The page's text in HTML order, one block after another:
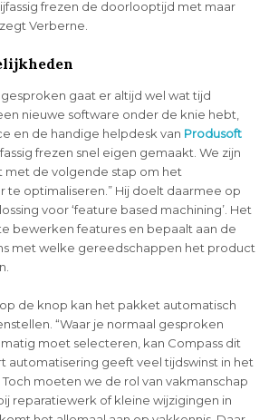
frezen de doorlooptijd met maar
Verberne.
gesproken gaat er altijd wel wat tijd
nieuwe software onder de knie hebt,
en de handige helpdesk van Produsoft
frezen snel eigen gemaakt. We zijn
met de volgende stap om het
te optimaliseren.” Hij doelt daarmee op
voor ‘feature based machining’. Het
bewerken features en bepaalt aan de
met welke gereedschappen het product
de knop kan het pakket automatisch
“Waar je normaal gesproken
moet selecteren, kan Compass dit
automatisering geeft veel tijdswinst in het
moeten we de rol van vakmanschap
reparatiewerk of kleine wijzigingen in